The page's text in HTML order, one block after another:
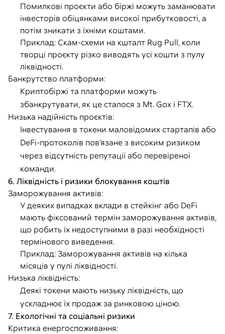
Помилкові проєкти або біржі можуть заманювати
інвесторів обіцянками високої прибутковості, а
потім зникати з їхніми коштами.
Приклад: Скам-схеми на кшталт Rug Pull, коли
творці проєкту різко виводять усі кошти з пулу
ліквідності.
Банкрутство платформи:
Криптобіржі та платформи можуть
збанкрутувати, як це сталося з Mt. Gox і FTX.
Низька надійність проєктів:
Інвестування в токени маловідомих стартапів або
DeFi-протоколів пов’язане з високим ризиком
через відсутність репутації або перевіреної
команди.
6. Ліквідність і ризики блокування коштів
Заморожування активів:
У деяких випадках вклади в стейкінг або DeFi
мають фіксований термін заморожування активів,
що робить їх недоступними в разі необхідності
термінового виведення.
Приклад: Заморожування активів на кілька
місяців у пулі ліквідності.
Низька ліквідність:
Деякі токени мають низьку ліквідність, що
ускладнює їх продаж за ринковою ціною.
7. Екологічні та соціальні ризики
Критика енергоспоживання: